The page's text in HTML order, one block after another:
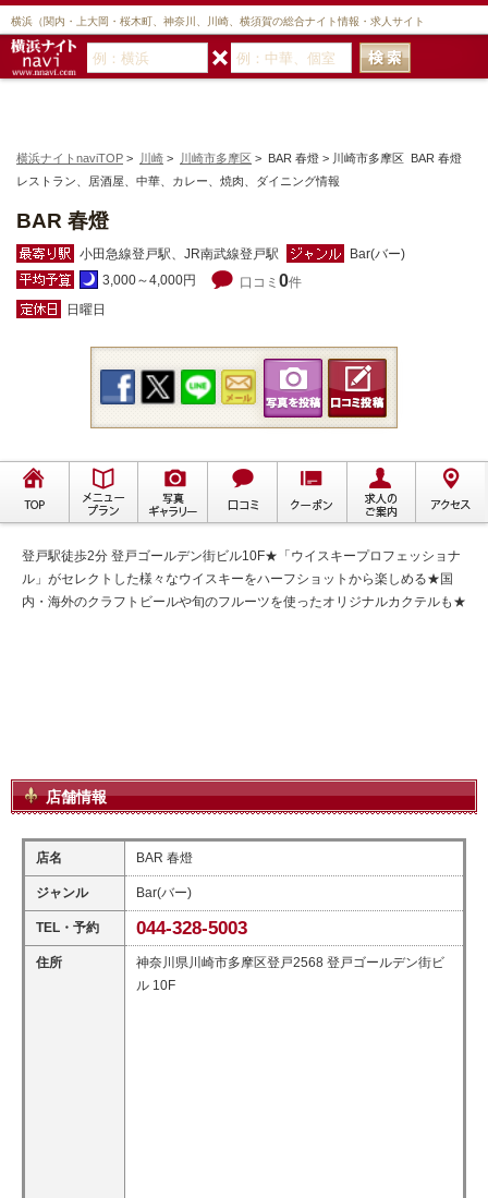
横浜（関内・上大岡・桜木町、神奈川、川崎、横須賀の総合ナイト情報・求人サイト
横浜ナイトnaviTOP > 川崎 > 川崎市多摩区 > BAR 春燈 > 川崎市多摩区 BAR 春燈
レストラン、居酒屋、中華、カレー、焼肉、ダイニング情報
BAR 春燈
小田急線登戸駅、JR南武線登戸駅
Bar(バー)
3,000～4,000円
口コミ 0件
日曜日
登戸駅徒歩2分 登戸ゴールデン街ビル10F★「ウイスキープロフェッショナ
ル」がセレクトした様々なウイスキーをハーフショットから楽しめる★国
内・海外のクラフトビールや旬のフルーツを使ったオリジナルカクテルも★
店舗情報
店名 BAR 春燈
ジャンル Bar(バー)
TEL・予約 044-328-5003
住所
神奈川県川崎市多摩区登戸2568 登戸ゴールデン街ビ
ル 10F